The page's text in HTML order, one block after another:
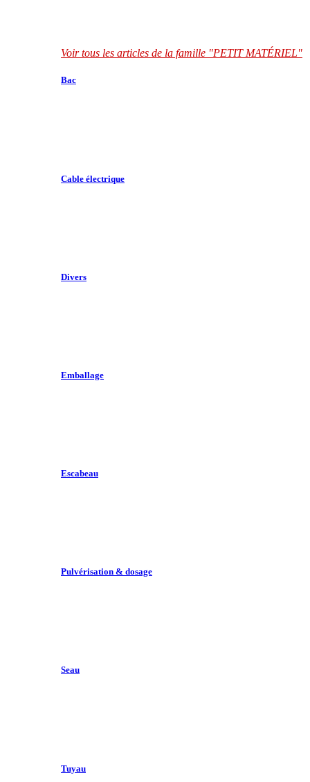
Voir tous les articles de la famille "PETIT MATÉRIEL"
Bac
Cable électrique
Divers
Emballage
Escabeau
Pulvérisation & dosage
Seau
Tuyau